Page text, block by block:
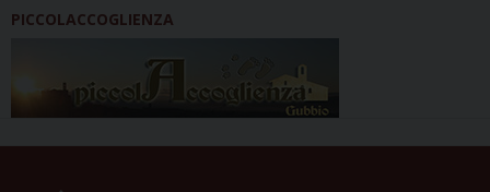
PICCOLACCOGLIENZA